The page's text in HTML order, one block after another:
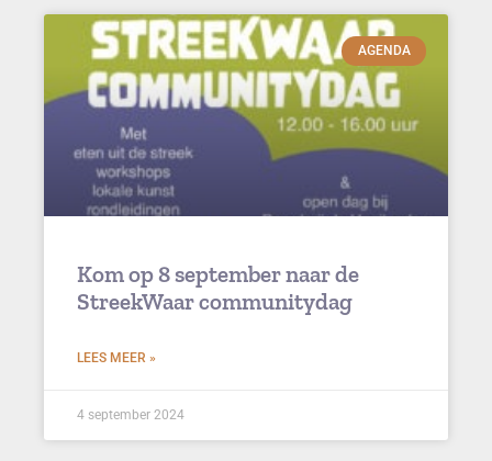
AGENDA
Kom op 8 september naar de
StreekWaar communitydag
LEES MEER »
4 september 2024